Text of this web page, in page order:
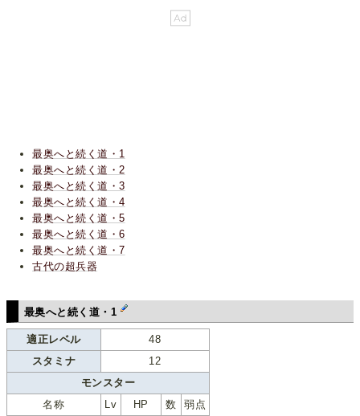
最奥へと続く道・1
最奥へと続く道・2
最奥へと続く道・3
最奥へと続く道・4
最奥へと続く道・5
最奥へと続く道・6
最奥へと続く道・7
古代の超兵器
最奥へと続く道・1
適正レベル
48
スタミナ
12
モンスター
名称
Lv HP 数 弱点